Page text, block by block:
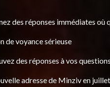
des réponses immédiates où
de voyance sérieuse
des réponses à vos
adresse de Minziv en